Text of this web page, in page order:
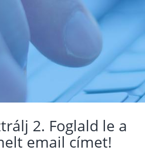
2. Foglald le a
email címet!